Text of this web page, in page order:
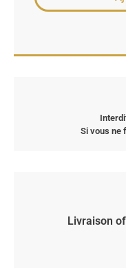
Si vous ne
Livraison